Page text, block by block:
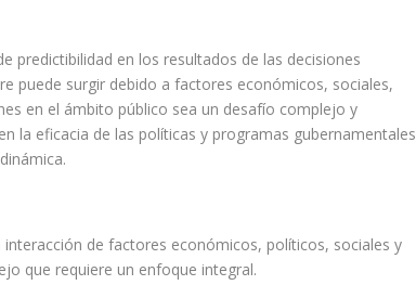
predictibilidad en los resultados de las decisiones
puede surgir debido a factores económicos, sociales,
en el ámbito público sea un desafío complejo y
la eficacia de las políticas y programas
de factores económicos, políticos, sociales y
que requiere un enfoque integral.